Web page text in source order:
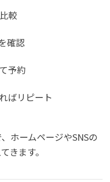
較
確認
予約
ばリピート
ホームページやSNSの
きます。